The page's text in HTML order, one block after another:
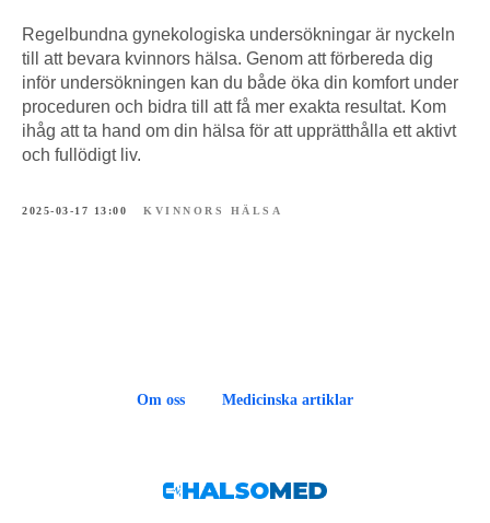
Regelbundna gynekologiska undersökningar är nyckeln
till att bevara kvinnors hälsa. Genom att förbereda dig
inför undersökningen kan du både öka din komfort under
proceduren och bidra till att få mer exakta resultat. Kom
ihåg att ta hand om din hälsa för att upprätthålla ett aktivt
och fullödigt liv.
2025-03-17 13:00 KVINNORS HÄLSA
Om oss Medicinska artiklar